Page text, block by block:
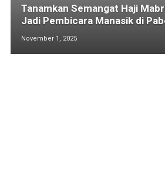
Tanamkan Semangat Haji
Jadi Pembicara Manasik di
November 1, 2025